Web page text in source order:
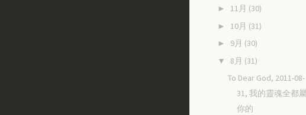
► 11月 (30)
► 10月 (31)
► 9月 (30)
▼ 8月 (31)
To Dear God, 2011-08-
31, 我的靈魂全都屬
你的